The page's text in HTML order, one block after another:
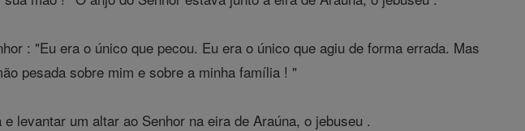
: "Eu era o único que pecou. Eu era o único que agiu de forma errada. Mas
pesada sobre mim e sobre a minha família ! "
levantar um altar ao Senhor na eira de Araúna, o jebuseu .